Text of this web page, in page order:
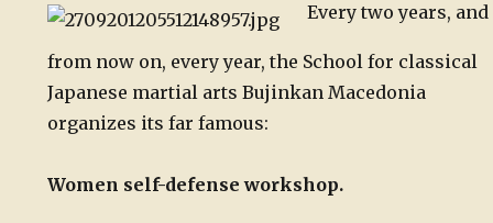
Every two years, and
from now on, every year, the School for classical
Japanese martial arts Bujinkan Macedonia
organizes its far famous:
Women self-defense workshop.